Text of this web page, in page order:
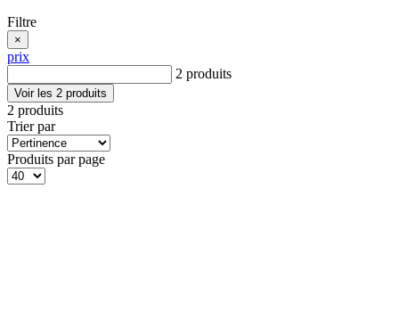
Filtre
×
prix
2 produits
Voir les 2 produits
2 produits
Trier par
Produits par page